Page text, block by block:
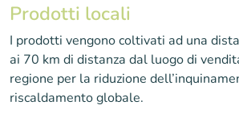
Prodotti locali
I prodotti vengono coltivati ad una
ai 70 km di distanza dal luogo di
regione per la riduzione
riscaldamento globale.